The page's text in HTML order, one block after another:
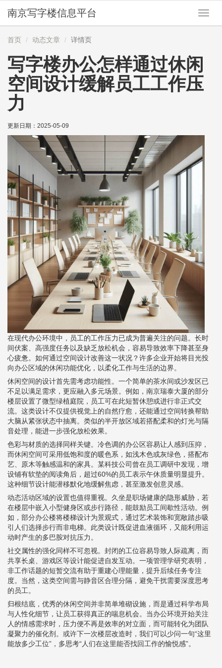
切
换
南京写字楼信息平台
首页 动态文章 详情页
写字楼办公怎样通过休闲
空间设计缓解员工工作压
力
更新日期： 2025-05-09
在现代办公环境中，员工的工作压力已成为普遍关注的问题。长时
间伏案、高强度任务以及缺乏放松机会，容易导致效率下降甚至身
心疲惫。如何通过空间设计改善这一状况？许多企业开始将目光投
向办公区域的休闲功能优化，以柔化工作与生活的边界。
休闲空间的设计首先需考虑功能性。一个简单的茶水间或沙发区已
不足以满足需求，更应融入多元场景。例如，南京瑞泰大厦的部分
楼层设置了微型绿植庭院，员工可在此短暂休憩或进行非正式交
流。这类设计不仅提供视觉上的自然疗愈，还能通过空间转换帮助
大脑从紧张状态中抽离。类似的半开放区域若搭配柔和的灯光与隔
音处理，能进一步强化放松效果。
色彩与材质的选择同样关键。冷色调的办公区容易让人感到压抑，
而休闲空间可采用低饱和度的暖色系，如浅木色或灰绿色，搭配布
艺、原木等触感温和的家具。某科技公司曾在员工调研中发现，增
设铺有软垫的阅读角后，超过60%的员工表示午休质量明显提升。
这种细节设计能潜移默化地缓解焦虑，甚至激发创意灵感。
动态活动区域的设置也值得重视。久坐是职场健康的隐形威胁，若
在楼层中嵌入小型健身区或步行路径，能鼓励员工间歇性活动。例
如，部分办公楼将楼梯设计为景观式，通过艺术装饰和宽敞踏步吸
引人们选择步行而非电梯。此类设计既促进血液循环，又能利用运
动时产生的多巴胺对抗压力。
社交属性的强化同样不可忽视。封闭的工位容易导致人际疏离，而
共享长桌、游戏区等设计能促进自发互动。一项管理学研究表明，
非工作话题的短暂交流有助于重建心理能量，提升后续任务专注
度。当然，这类空间需与静音区合理分隔，避免干扰需要深度思考
的员工。
归根结底，优秀的休闲空间并非简单堆砌设施，而是通过科学布局
与人性化细节，让员工获得真正的喘息机会。当办公环境开始关注
人的情感需求时，压力便不再是效率的对立面，而可能转化为团队
凝聚力的催化剂。或许下一次楼层改造时，我们可以少问一句“这里
能放多少工位”，多思考“人们在这里能否找回工作的愉悦感”。